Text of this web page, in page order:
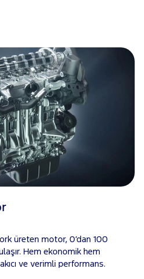
üreten motor, 0’dan 100
Hem ekonomik hem
ve verimli performans.